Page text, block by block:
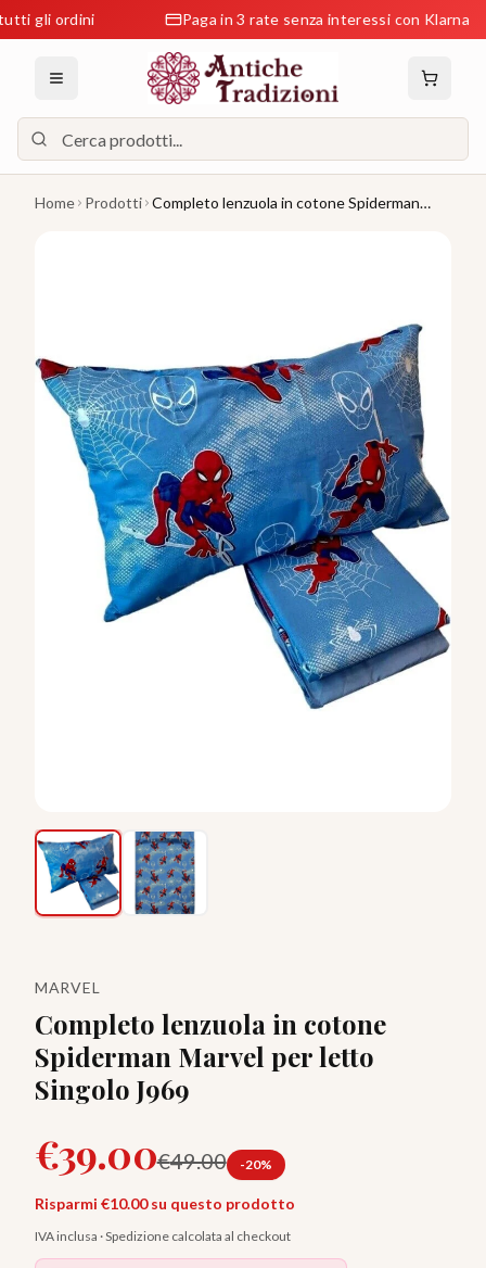
ordini Paga in 3 rate senza interessi con Klarna
Home Prodotti Completo lenzuola in cotone Spiderman
MARVEL
Completo lenzuola in cotone
Spiderman Marvel per letto
Singolo J969
€39.00€49.00 -20%
Risparmi €10.00su questo prodotto
IVA inclusa · Spedizione calcolata al checkout